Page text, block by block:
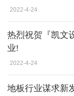
2022-4-24
热烈祝贺『凯文
业!
2022-4-24
地板行业谋求新